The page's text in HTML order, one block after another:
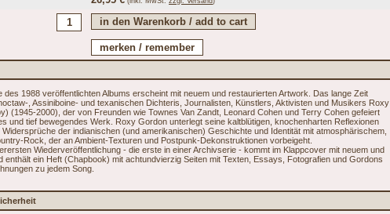
des 1988 veröffentlichten Albums erscheint mit neuem und restaurierten Artwork. Das lange Zeit
, Assiniboine- und texanischen Dichteris, Journalisten, Künstlers, Aktivisten und Musikers Roxy
(1945-2000), der von Freunden wie Townes Van Zandt, Leonard Cohen und Terry Cohen gefeiert
und tief bewegendes Werk. Roxy Gordon unterlegt seine kaltblütigen, knochenharten Reflexionen
der indianischen (und amerikanischen) Geschichte und Identität mit atmosphärischem,
Rock, der an Ambient-Texturen und Postpunk-Dekonstruktionen vorbeigeht.
Wiederveröffentlichung - die erste in einer Archivserie - kommt im Klappcover mit neuem und
enthält ein Heft (Chapbook) mit achtundvierzig Seiten mit Texten, Essays, Fotografien und Gordons
zu jedem Song.